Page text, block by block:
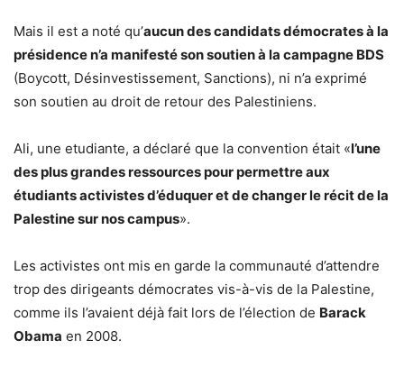
Mais il est a noté qu’aucun des candidats démocrates à la
présidence n’a manifesté son soutien à la campagne BDS
(Boycott, Désinvestissement, Sanctions), ni n’a exprimé
son soutien au droit de retour des Palestiniens.
Ali, une etudiante, a déclaré que la convention était «l’une
des plus grandes ressources pour permettre aux
étudiants activistes d’éduquer et de changer le récit de la
Palestine sur nos campus».
Les activistes ont mis en garde la communauté d’attendre
trop des dirigeants démocrates vis-à-vis de la Palestine,
comme ils l’avaient déjà fait lors de l’élection de Barack
Obama en 2008.